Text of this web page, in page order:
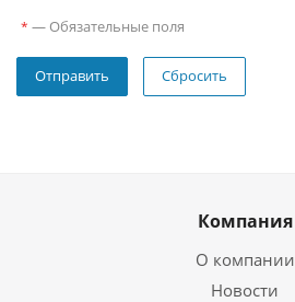
* — Обязательные поля
Сбросить
Компания
О компании
Новости